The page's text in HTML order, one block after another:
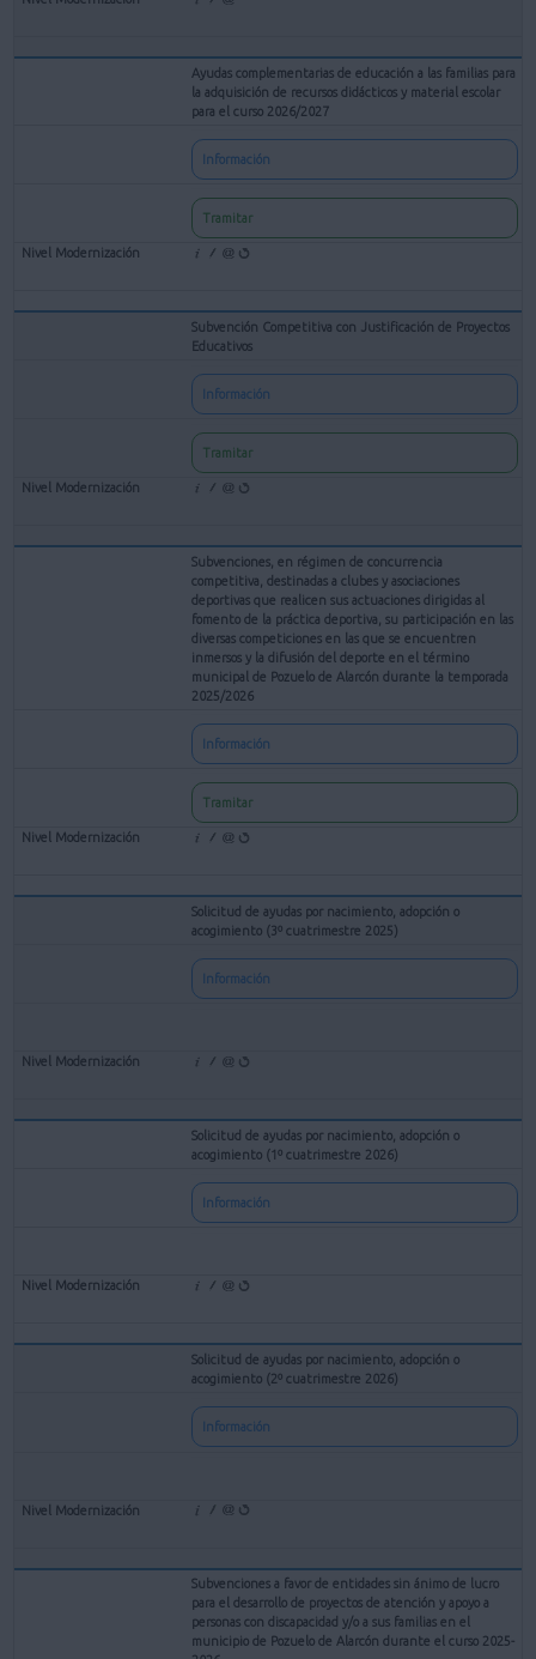
Ayudas complementarias de educación a las familias para
la adquisición de recursos didácticos y material escolar
para el curso 2026/2027
Información
Tramitar
Subvención Competitiva con Justificación de Proyectos
Educativos
Información
Tramitar
Subvenciones, en régimen de concurrencia
competitiva, destinadas a clubes y asociaciones
deportivas que realicen sus actuaciones dirigidas al
fomento de la práctica deportiva, su participación en las
diversas competiciones en las que se encuentren
inmersos y la difusión del deporte en el término
municipal de Pozuelo de Alarcón durante la temporada
2025/2026
Información
Tramitar
Solicitud de ayudas por nacimiento, adopción o
acogimiento (3º cuatrimestre 2025)
Información
Solicitud de ayudas por nacimiento, adopción o
acogimiento (1º cuatrimestre 2026)
Información
Solicitud de ayudas por nacimiento, adopción o
acogimiento (2º cuatrimestre 2026)
Información
Subvenciones a favor de entidades sin ánimo de lucro
para el desarrollo de proyectos de atención y apoyo a
personas con discapacidad y/o a sus familias en el
municipio de Pozuelo de Alarcón durante el curso 2025-